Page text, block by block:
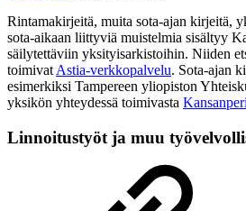
Rintamakirjeitä, muita sota-ajan kirjeitä,
sota-aikaan liittyviä muistelmia sisältyy
säilytettäviin yksityisarkistoihin. Niiden
toimivat Astia-verkkopalvelu. Sota-ajan
esimerkiksi Tampereen yliopiston
yksikön yhteydessä toimivasta
Linnoitustyöt ja muu